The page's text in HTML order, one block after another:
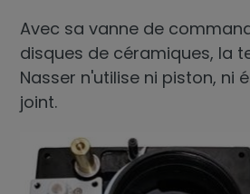
Avec sa vanne de
disques de céramiques, la
Nasser n'utilise ni piston, ni
joint.